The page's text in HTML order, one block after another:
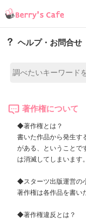
ヘルプ・お問合せ
著作権について
◆著作権とは？
書いた作品から発生す
がある、ということで
は消滅してしまいます。
◆スターツ出版運営の
著作権は各作品を書い
◆著作権違反とは？